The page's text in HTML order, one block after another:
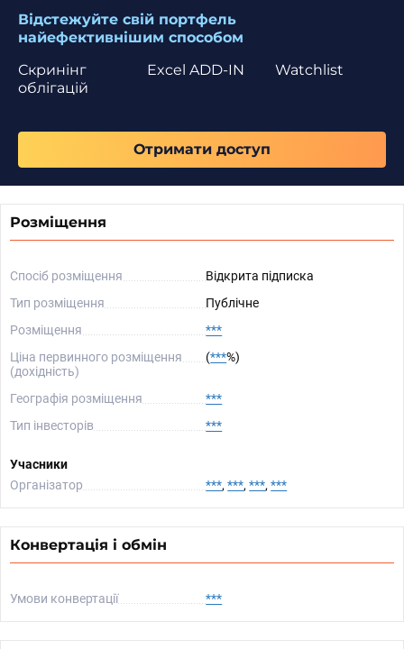
Відстежуйте свій портфель
найефективнішим способом
Скринінг
облігацій
Watchlist
Excel ADD-IN
Отримати доступ
Розміщення
Спосіб розміщення
Відкрита підписка
Тип розміщення
Публічне
Розміщення
***
Ціна первинного розміщення
(дохідність)
(***%)
Географія розміщення
***
Тип інвесторів
***
Учасники
Організатор
***, ***, ***, ***
Конвертація і обмін
Умови конвертації ***